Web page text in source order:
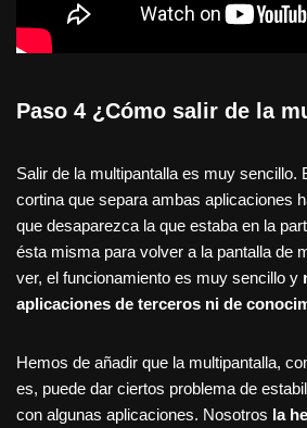
Paso 4 ¿Cómo salir de la
Salir de la multipantalla es muy sencillo.
cortina que separa ambas aplicaciones
que desaparezca la que estaba en la
ésta misma para volver a la pantalla de
ver, el funcionamiento es muy sencillo y
aplicaciones de terceros ni de
Hemos de añadir que la multipantalla,
es, puede dar ciertos problema de
con algunas aplicaciones. Nosotros la